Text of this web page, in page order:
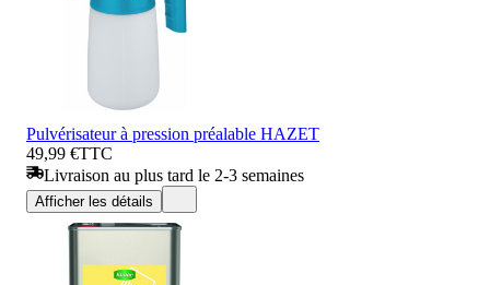
Pulvérisateur à pression préalable HAZET
49,99 €TTC
Livraison au plus tard le 2-3 semaines
Afficher les détails